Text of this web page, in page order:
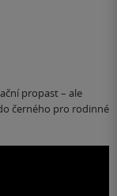
propast – ale
černého pro rodinné